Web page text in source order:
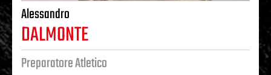
Alessandro
DALMONTE
Preparatore Atletico